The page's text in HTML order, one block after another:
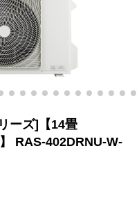
ーズ]【14畳
RAS-402DRNU-W-